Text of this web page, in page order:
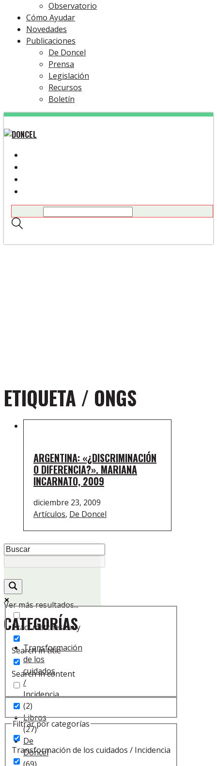
Observatorio
Cómo Ayudar
Novedades
Publicaciones
De Doncel
Prensa
Legislación
Recursos
Boletín
ETIQUETA / ONGS
ARGENTINA: «¿DISCRIMINACIÓN
O DIFERENCIA?». MARIANA
INCARNATO, 2009
diciembre 23, 2009
Artículos, De Doncel
Ver más resultados...
Exact matches only
Search in title
Search in content
Filtrar por categorías
Transformación de los cuidados / Incidencia
CATEGORÍAS
Transformación
de los
cuidados
/
Incidencia
(2)
Libros
(27)
De
Doncel